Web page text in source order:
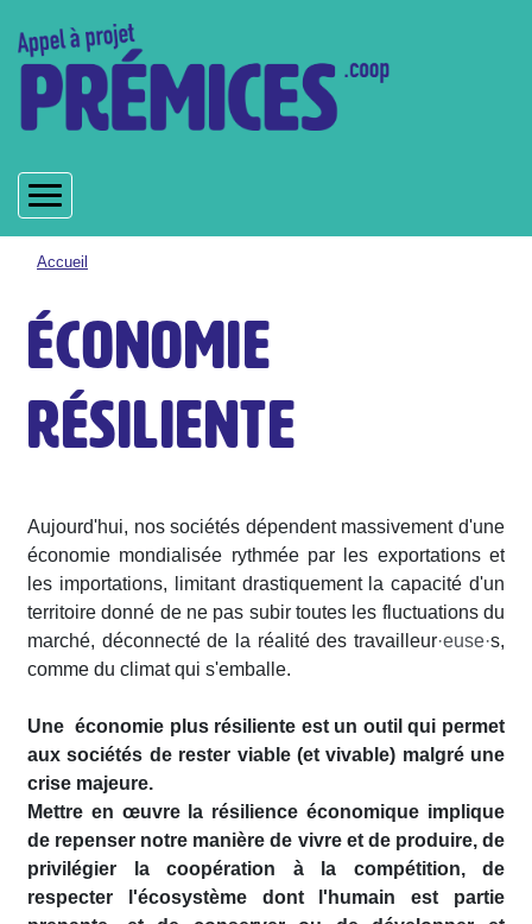
au
contenu
principal
Fil
d'Ariane
Accueil
Économie
résiliente
Aujourd'hui, nos sociétés dépendent massivement d'une
économie mondialisée rythmée par les exportations et
les importations, limitant drastiquement la capacité d'un
territoire donné de ne pas subir toutes les fluctuations du
marché, déconnecté de la réalité des travailleur·euse·s,
comme du climat qui s'emballe.
Une économie plus résiliente est un outil qui permet
aux sociétés de rester viable (et vivable) malgré une
crise majeure.
Mettre en œuvre la résilience économique implique
de repenser notre manière de vivre et de produire, de
privilégier la coopération à la compétition, de
respecter l'écosystème dont l'humain est partie